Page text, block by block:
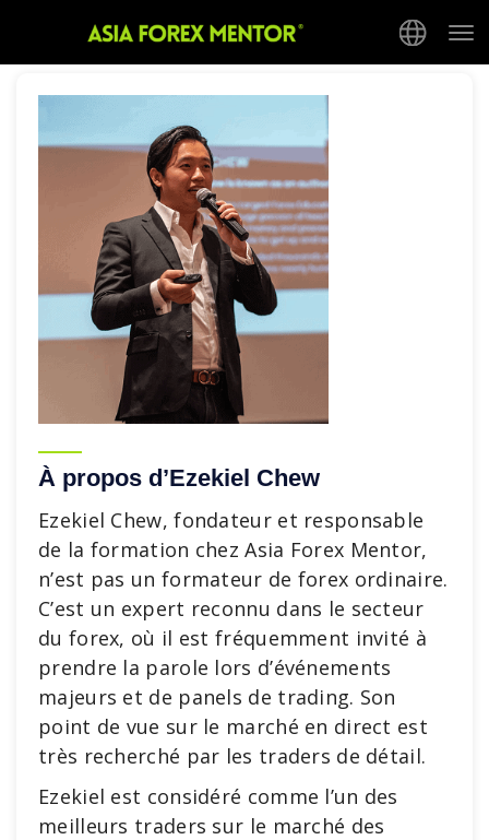
À propos d’Ezekiel Chew
Ezekiel Chew, fondateur et responsable
de la formation chez Asia Forex Mentor,
n’est pas un formateur de forex ordinaire.
C’est un expert reconnu dans le secteur
du forex, où il est fréquemment invité à
prendre la parole lors d’événements
majeurs et de panels de trading. Son
point de vue sur le marché en direct est
très recherché par les traders de détail.
Ezekiel est considéré comme l’un des
meilleurs traders sur le marché des